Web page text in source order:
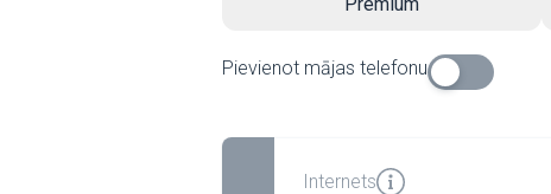
Pievienot mājas telefonu
Internets